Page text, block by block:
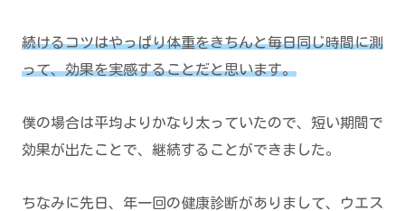
続けるコツはやっぱり体重をきちんと毎日同じ時間に測
って、効果を実感することだと思います。
僕の場合は平均よりかなり太っていたので、短い期間で
効果が出たことで、継続することができました。
ちなみに先日、年一回の健康診断がありまして、ウエス